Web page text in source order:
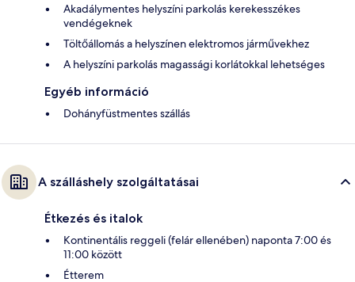
Akadálymentes helyszíni parkolás kerekesszékes
vendégeknek
Töltőállomás a helyszínen elektromos járművekhez
A helyszíni parkolás magassági korlátokkal lehetséges
Egyéb információ
Dohányfüstmentes szállás
A szálláshely szolgáltatásai
Étkezés és italok
Kontinentális reggeli (felár ellenében) naponta 7:00 és
11:00 között
Étterem